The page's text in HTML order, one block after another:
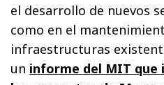
el desarrollo de nuevos
como en el
infraestructuras
un informe del MIT que